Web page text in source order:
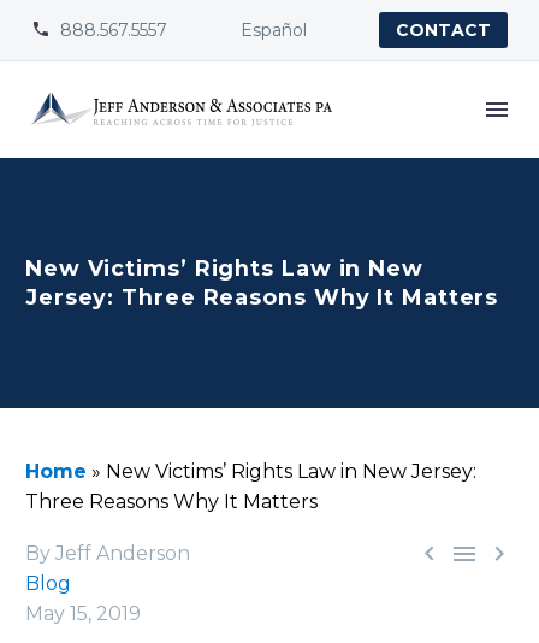

 888.567.5557 Español CONTACT
New Victims’ Rights Law in New
Jersey: Three Reasons Why It Matters
Home » New Victims’ Rights Law in New Jersey:
Three Reasons Why It Matters
  
By Jeff Anderson
Blog
May 15, 2019